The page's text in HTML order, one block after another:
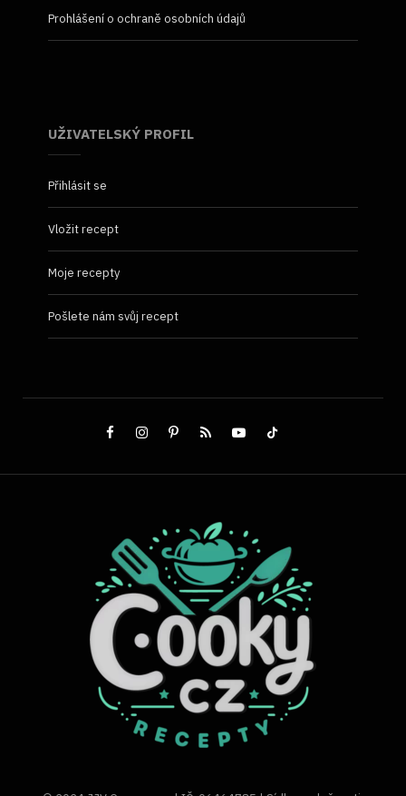
Prohlášení o ochraně osobních údajů
UŽIVATELSKÝ PROFIL
Přihlásit se
Vložit recept
Moje recepty
Pošlete nám svůj recept